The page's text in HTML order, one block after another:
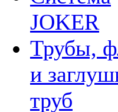
JOKER
Трубы,
и
труб